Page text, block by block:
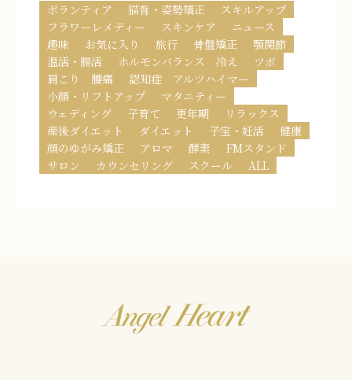
ボランティア 猫背・姿勢矯正
スキルアップ
フラワーレメディー
スキンケア
ニュース
趣味
お気に入り 旅行 骨盤矯正
顎関節
温活・腸活
ホルモンバランス 冷え
ツボ
肩こり 腰痛
認知症 アルツハイマー
小顔・リフトアップ
マタニティー
ウェディング
子育て 更年期
リラックス
産後ダイエット
ダイエット 子宝・妊活
健康
顔のゆがみ矯正
アロマ 酵素
FMスタンド
サロン
カウンセリング スクール ALL